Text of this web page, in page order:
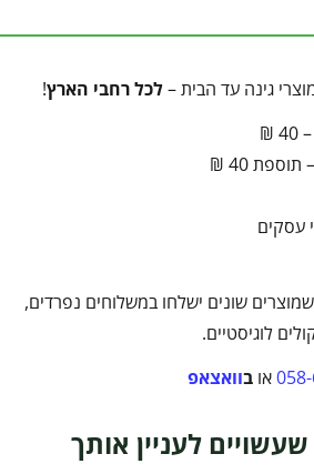
גינה עד הבית –לכל רחבי הארץ!
– 40 ₪
– תוספת 40 ₪
שונים ישלחו במשלוחים נפרדים,
לוגיסטיים.
או בוואצאפ
לעניין אותך